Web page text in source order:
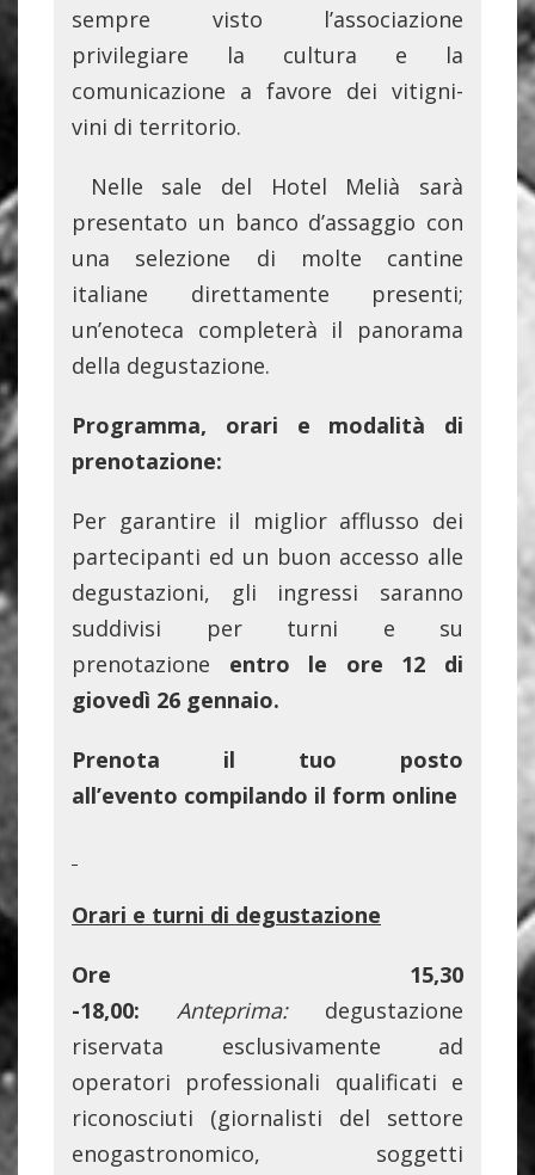
sempre visto l’associazione
privilegiare la cultura e la
comunicazione a favore dei vitigni-
vini di territorio.
Nelle sale del Hotel Melià sarà
presentato un banco d’assaggio con
una selezione di molte cantine
italiane direttamente presenti;
un’enoteca completerà il panorama
della degustazione.
Programma, orari e modalità di
prenotazione:
Per garantire il miglior afflusso dei
partecipanti ed un buon accesso alle
degustazioni, gli ingressi saranno
suddivisi per turni e su
prenotazione entro le ore 12 di
giovedì 26 gennaio.
Prenota il tuo posto
all’evento compilando il form online
Orari e turni di degustazione
Ore 15,30
-18,00:
Anteprima:degustazione
riservata esclusivamente ad
operatori professionali qualificati e
riconosciuti (giornalisti del settore
enogastronomico, soggetti